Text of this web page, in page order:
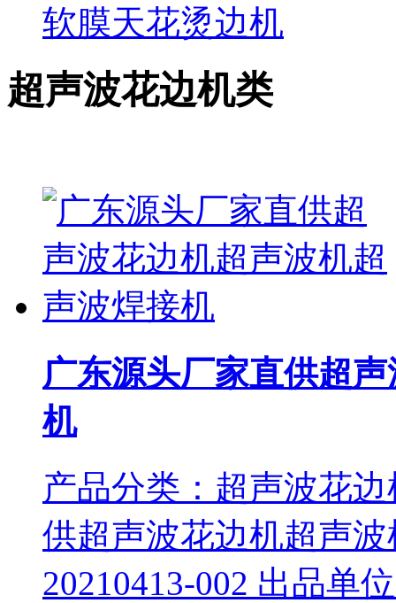
软膜天花烫边机
超声波花边机类
广东源头厂家直供超
机
产品分类：超声波花
供超声波花边机超声
20210413-002 出品单